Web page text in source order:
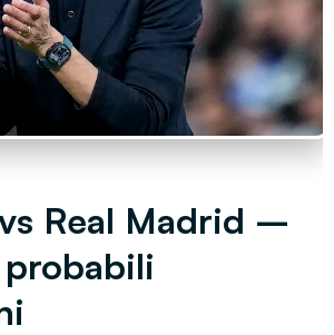
Real Madrid –